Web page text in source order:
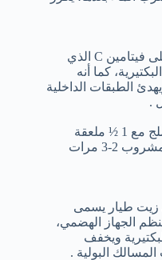
الاملج أو عنب الثعلب الهندي، يحتوي على فيتامين C الذي
كما أنه
الطبقات الداخلية
.
خلط 2/3 كوب من عصير الاملج مع 1 ½ ملعقة
طعام من العسل الخام، و شرب هذا المشروب 2-3 مرات
زيت طيار يسمى
الجهاز الهضمي،
ويخفف
البولية .